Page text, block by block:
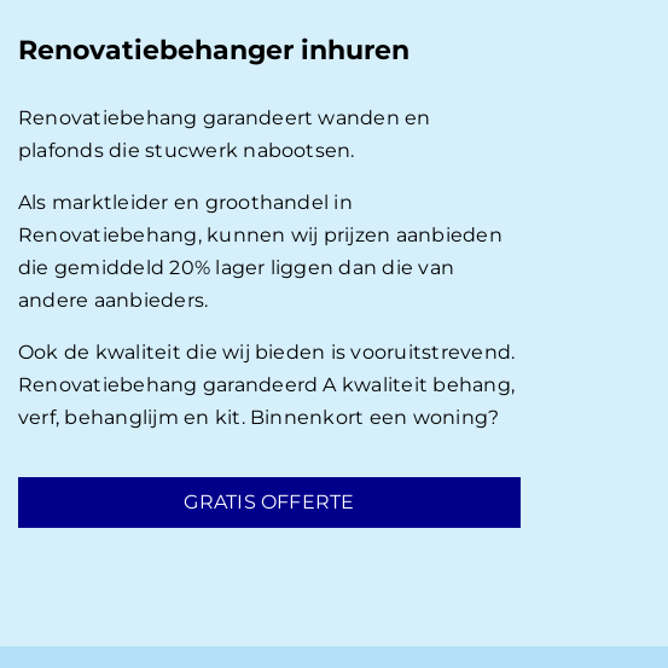
Renovatiebehanger inhuren
Renovatiebehang garandeert wanden en
plafonds die stucwerk nabootsen.
Als marktleider en groothandel in
Renovatiebehang, kunnen wij prijzen aanbieden
die gemiddeld 20% lager liggen dan die van
andere aanbieders.
Ook de kwaliteit die wij bieden is vooruitstrevend.
Renovatiebehang garandeerd A kwaliteit behang,
verf, behanglijm en kit. Binnenkort een woning?
GRATIS OFFERTE